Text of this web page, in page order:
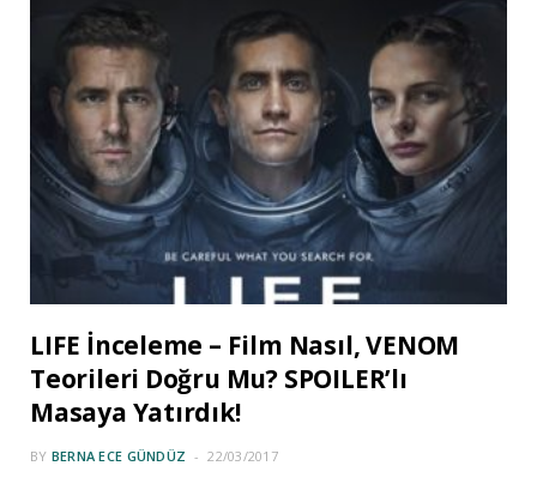
LIFE İnceleme – Film Nasıl, VENOM
Teorileri Doğru Mu? SPOILER’lı
Masaya Yatırdık!
BY BERNA ECE GÜNDÜZ 22/03/2017